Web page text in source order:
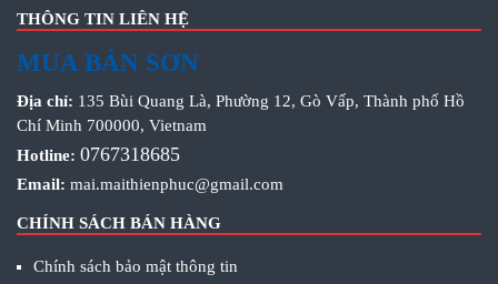
THÔNG TIN LIÊN HỆ
MUA BÁN SƠN
Địa chỉ: 135 Bùi Quang Là, Phường 12, Gò Vấp, Thành phố Hồ
Chí Minh 700000, Vietnam
Hotline: 0767318685
Email: mai.maithienphuc@gmail.com
CHÍNH SÁCH BÁN HÀNG
Chính sách bảo mật thông tin